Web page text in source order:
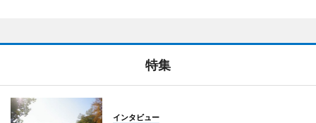
特集
インタビュー